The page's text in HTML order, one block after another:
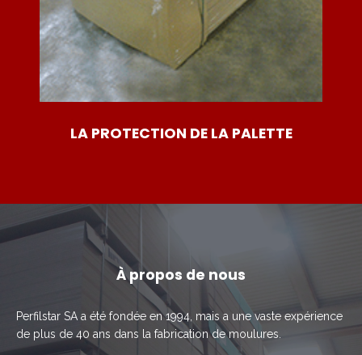
LA PROTECTION DE LA PALETTE
À propos de nous
Perfilstar SA a été fondée en 1994, mais a une vaste expérience
de plus de 40 ans dans la fabrication de moulures.